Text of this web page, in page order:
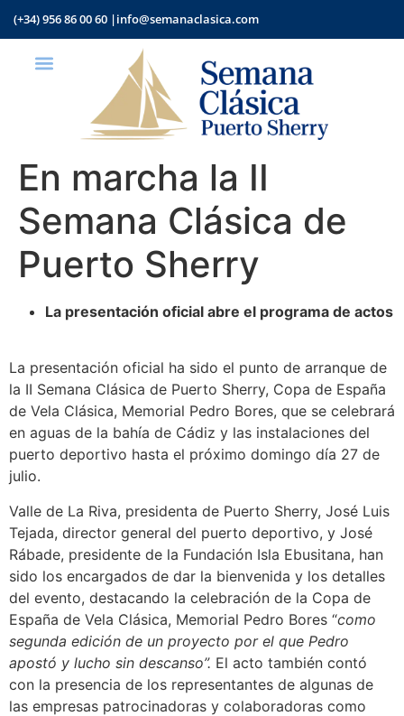
(+34) 956 86 00 60 |info@semanaclasica.com
En marcha la II
Semana Clásica de
Puerto Sherry
La presentación oficial abre el programa de actos
La presentación oficial ha sido el punto de arranque de
la II Semana Clásica de Puerto Sherry, Copa de España
de Vela Clásica, Memorial Pedro Bores, que se celebrará
en aguas de la bahía de Cádiz y las instalaciones del
puerto deportivo hasta el próximo domingo día 27 de
julio.
Valle de La Riva, presidenta de Puerto Sherry, José Luis
Tejada, director general del puerto deportivo, y José
Rábade, presidente de la Fundación Isla Ebusitana, han
sido los encargados de dar la bienvenida y los detalles
del evento, destacando la celebración de la Copa de
España de Vela Clásica, Memorial Pedro Bores “como
segunda edición de un proyecto por el que Pedro
apostó y lucho sin descanso”. El acto también contó
con la presencia de los representantes de algunas de
las empresas patrocinadoras y colaboradoras como